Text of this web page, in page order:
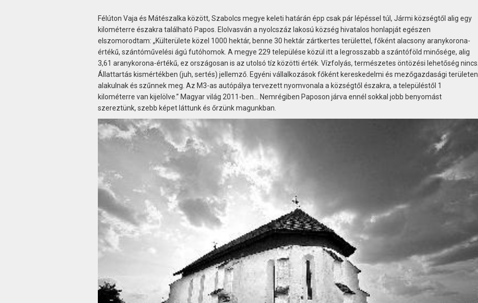
Félúton Vaja és Mátészalka között, Szabolcs megye keleti határán épp csak pár lépéssel túl, Jármi községtől alig egy
kilométerre északra található Papos. Elolvasván a nyolcszáz lakosú község hivatalos honlapját egészen
elszomorodtam: „Külterülete közel 1000 hektár, benne 30 hektár zártkertes területtel, főként alacsony aranykorona-
értékű, szántóművelési ágú futóhomok. A megye 229 települése közül itt a legrosszabb a szántóföld minősége, alig
3,61 aranykorona-értékű, ez országosan is az utolsó tíz közötti érték. Vízfolyás, természetes öntözési lehetőség nincs.
Állattartás kismértékben (juh, sertés) jellemző. Egyéni vállalkozások főként kereskedelmi és mezőgazdasági területen
alakulnak és szűnnek meg. Az M3-as autópálya tervezett nyomvonala a községtől északra, a településtől 1
kilométerre van kijelölve.” Magyar világ 2011-ben… Nemrégiben Paposon járva ennél sokkal jobb benyomást
szereztünk, szebb képet láttunk és őrzünk magunkban.